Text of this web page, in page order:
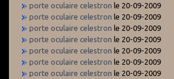
porte oculaire celestron le 20-09-2009
porte oculaire celestron le 20-09-2009
porte oculaire celestron le 20-09-2009
porte oculaire celestron le 20-09-2009
porte oculaire celestron le 20-09-2009
porte oculaire celestron le 20-09-2009
porte oculaire celestron le 20-09-2009